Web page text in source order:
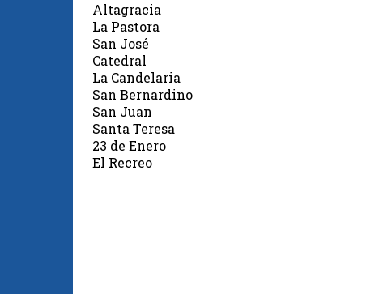
Altagracia
La Pastora
San José
Catedral
La Candelaria
San Bernardino
San Juan
Santa Teresa
23 de Enero
El Recreo